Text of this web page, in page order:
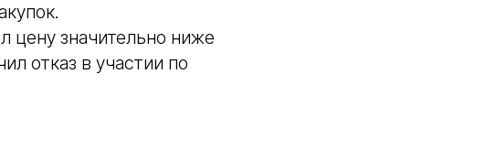
цену значительно ниже
отказ в участии по